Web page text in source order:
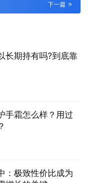
下一篇
长期持有吗?到底靠
手霜怎么样？用过
：极致性价比成为